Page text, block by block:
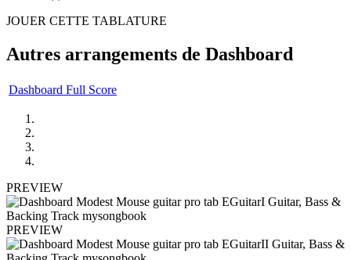
JOUER CETTE TABLATURE
Autres arrangements de Dashboard
Dashboard Full Score
PREVIEW
PREVIEW